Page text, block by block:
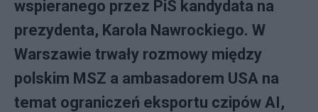
wspieranego przez PiS kandydata na
prezydenta, Karola Nawrockiego. W
Warszawie trwały rozmowy między
polskim MSZ a ambasadorem USA na
temat ograniczeń eksportu czipów AI,